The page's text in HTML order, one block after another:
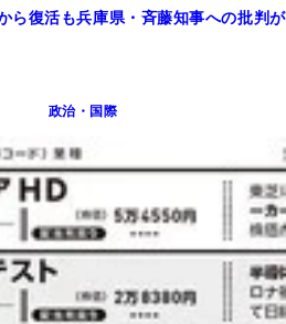
ら復活も兵庫県・斉藤知事への批判が
政治・国際